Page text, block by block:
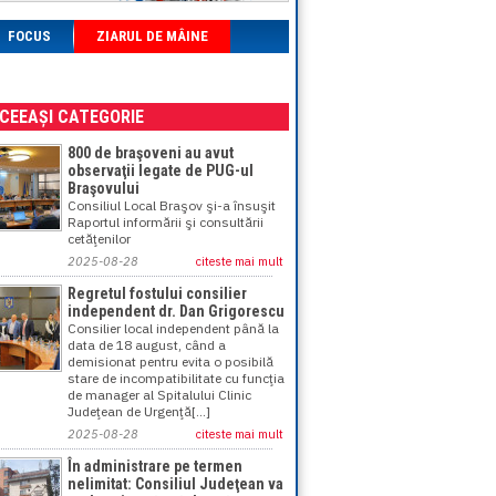
FOCUS ZIARUL DE MÂINE
CATEGORIE
800 de braşoveni au avut
observaţii legate de PUG-ul
Braşovului
Consiliul Local Braşov şi-a însuşit
Raportul informării şi consultării
cetăţenilor
2025-08-28 citeste mai mult
Regretul fostului consilier
independent dr. Dan Grigorescu
Consilier local independent până la
data de 18 august, când a
demisionat pentru evita o posibilă
stare de incompatibilitate cu funcţia
de manager al Spitalului Clinic
Judeţean de Urgenţă[...]
2025-08-28 citeste mai mult
În administrare pe termen
nelimitat: Consiliul Judeţean va